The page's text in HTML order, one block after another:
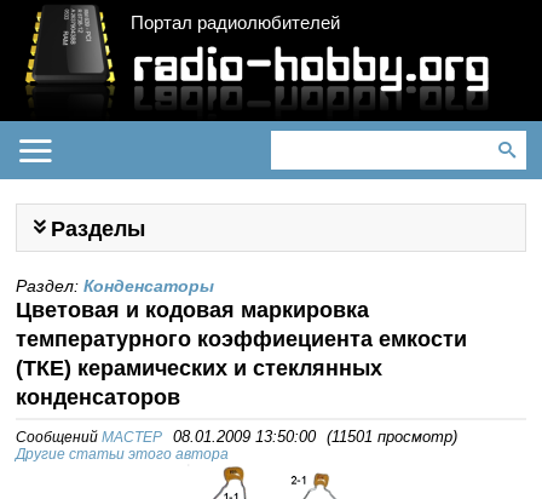
Портал радиолюбителей
Разделы
Раздел:Конденсаторы
Цветовая и кодовая маркировка
температурного коэффиециента емкости
(ТКЕ) керамических и стеклянных
конденсаторов
СообщенийMACTEP 08.01.2009 13:50:00 (11501 просмотр)
Другие статьи этого автора